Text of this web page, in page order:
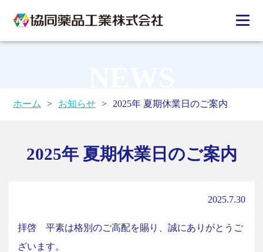
ホーム > お知らせ > 2025年 夏期休業日のご案内
2025年 夏期休業日のご案内
2025.7.30
拝啓 平素は格別のご高配を賜り、誠にありがとうご
ざいます。